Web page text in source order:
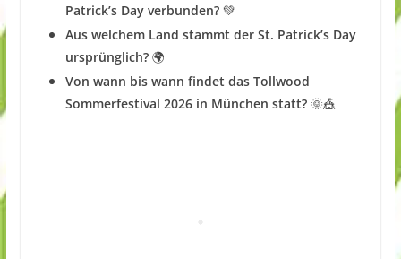
Patrick’s Day verbunden?💚
Aus welchem Land stammt der St. Patrick’s Day
ursprünglich?🌍
Von wann bis wann findet das Tollwood
Sommerfestival 2026 in München statt?🌞🎪